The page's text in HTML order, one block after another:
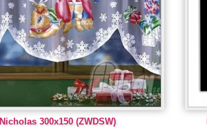
Nicholas 300x150 (ZWDSW)